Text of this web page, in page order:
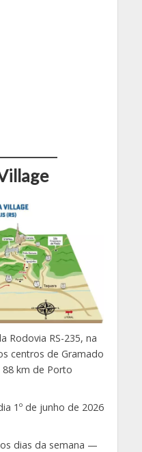
Rodovia RS-235, na
centros de Gramado
km de Porto
1º de junho de 2026
dias da semana —